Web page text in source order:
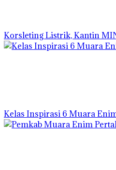
Korsleting Listrik, Kantin
Kelas Inspirasi 6 Muara